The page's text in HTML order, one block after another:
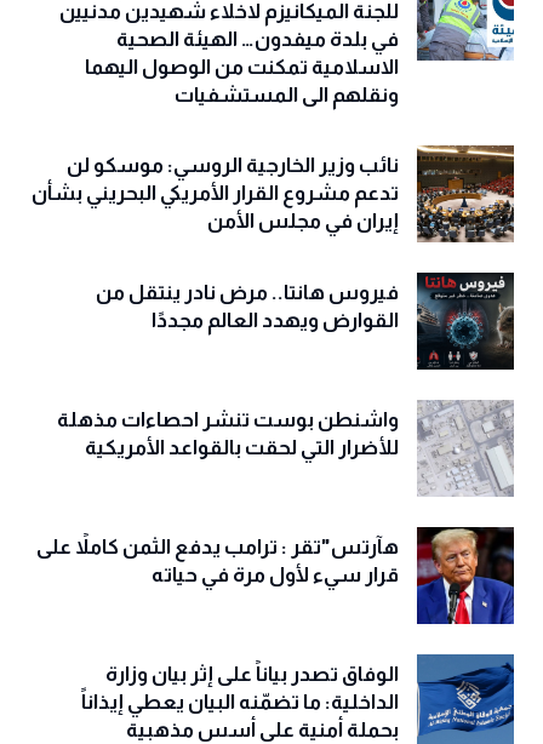
للجنة الميكانيزم لاخلاء شهيدين مدنيين
في بلدة ميفدون… الهيئة الصحية
الاسلامية تمكنت من الوصول اليهما
ونقلهم الى المستشفيات
نائب وزير الخارجية الروسي: موسكو لن
تدعم مشروع القرار الأمريكي البحريني بشأن
إيران في مجلس الأمن
فيروس هانتا.. مرض نادر ينتقل من
القوارض ويهدد العالم مجددًا
واشنطن بوست تنشر احصاءات مذهلة
للأضرار التي لحقت بالقواعد الأمريكية
هآرتس"تقر : ترامب يدفع الثمن كاملاً على
قرار سيء لأول مرة في حياته
الوفاق تصدر بياناً على إثر بيان وزارة
الداخلية: ما تضمّنه البيان يعطي إيذاناً
بحملة أمنية على أسس مذهبية